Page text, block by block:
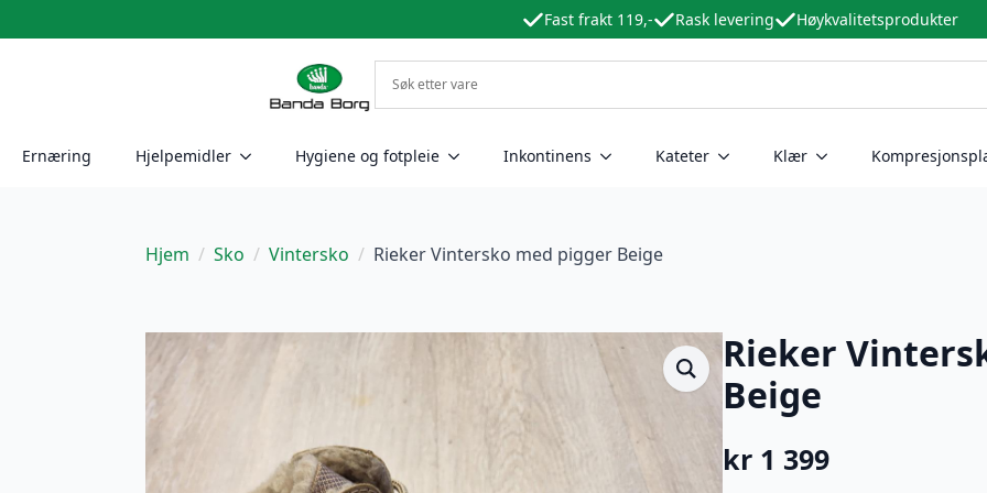
Fast frakt 119,- Rask levering Høykvalitetsprodukter
Ernæring Hjelpemidler Hygiene og fotpleie Inkontinens Kateter Klær
Hjem Sko Vintersko Rieker Vintersko med pigger Beige
Rieker
Beige
kr 1 399